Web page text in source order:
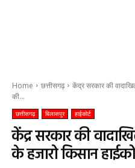
Home छत्तीसगढ़
केंद्र सरकार की
की...
छत्तीसगढ़ बिलासपुर हाईकोर्ट
केंद्र सरकार की
के हजारो किसान